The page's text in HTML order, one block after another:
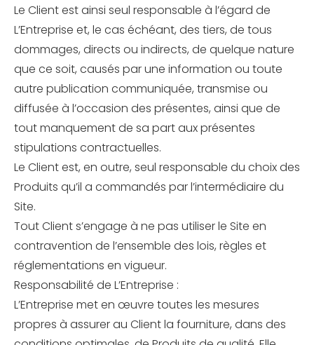
Le Client est ainsi seul responsable à l’égard de
L’Entreprise et, le cas échéant, des tiers, de tous
dommages, directs ou indirects, de quelque nature
que ce soit, causés par une information ou toute
autre publication communiquée, transmise ou
diffusée à l’occasion des présentes, ainsi que de
tout manquement de sa part aux présentes
stipulations contractuelles.
Le Client est, en outre, seul responsable du choix des
Produits qu’il a commandés par l’intermédiaire du
Site.
Tout Client s’engage à ne pas utiliser le Site en
contravention de l’ensemble des lois, règles et
réglementations en vigueur.
Responsabilité de L’Entreprise :
L’Entreprise met en œuvre toutes les mesures
propres à assurer au Client la fourniture, dans des